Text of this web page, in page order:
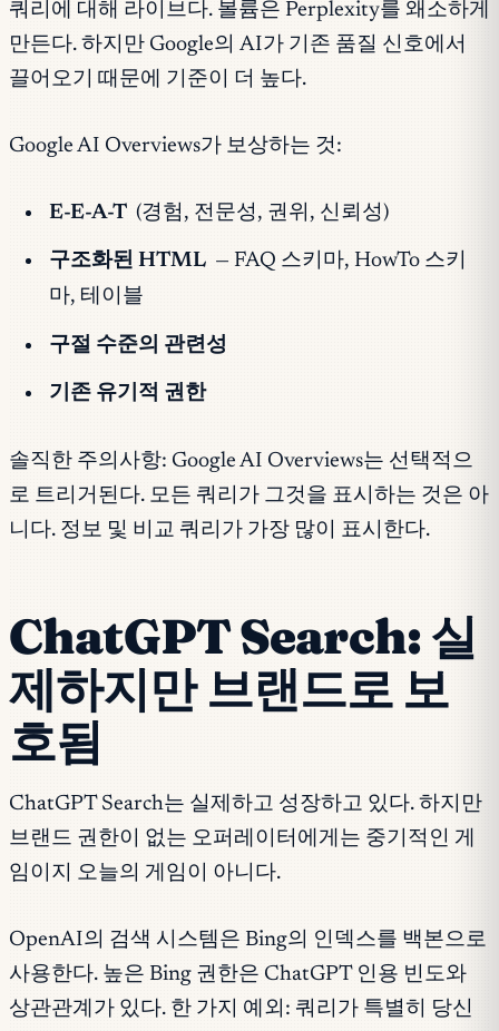
쿼리에 대해 라이브다. 볼륨은 Perplexity를 왜소하게
만든다. 하지만 Google의 AI가 기존 품질 신호에서
끌어오기 때문에 기준이 더 높다.
Google AI Overviews가 보상하는 것:
E-E-A-T (경험, 전문성, 권위, 신뢰성)
구조화된 HTML — FAQ 스키마, HowTo 스키
마, 테이블
구절 수준의 관련성
기존 유기적 권한
솔직한 주의사항: Google AI Overviews는 선택적으
로 트리거된다. 모든 쿼리가 그것을 표시하는 것은 아
니다. 정보 및 비교 쿼리가 가장 많이 표시한다.
ChatGPT Search: 실
제하지만 브랜드로 보
호됨
ChatGPT Search는 실제하고 성장하고 있다. 하지만
브랜드 권한이 없는 오퍼레이터에게는 중기적인 게
임이지 오늘의 게임이 아니다.
OpenAI의 검색 시스템은 Bing의 인덱스를 백본으로
사용한다. 높은 Bing 권한은 ChatGPT 인용 빈도와
상관관계가 있다. 한 가지 예외: 쿼리가 특별히 당신